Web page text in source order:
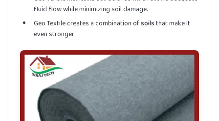
fluid flow while minimizing soil damage.
Geo Textile creates a combination ofsoilsthat make it
even stronger